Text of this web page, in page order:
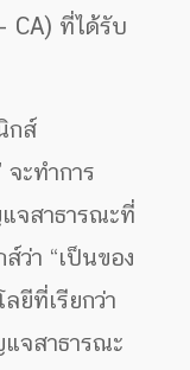
CA) ที่ได้รับ
กส์
ะทำการ
จสาธารณะที่
ว่า “เป็นของ
ยีที่เรียกว่า
แจสาธารณะ